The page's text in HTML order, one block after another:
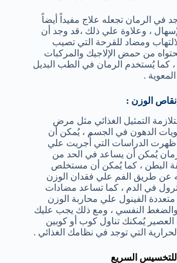
في الرمان تجعله علاج مفيداً أيضاً
، وعلاوة علي ذلك ،قد وجد أن
ومضاد للقرحة التي تصيب
من حمض الإلاجيك والمركبات
، كما يُستخدم الرمان في الطب البديل
.
التمثيل الغذائي مثل مرض
الدهون في الجسم ، يُمكن أن
الدراسات التي أُجريت علي
يُمكن أن يساعد في الحد من
البطن ، كما يُمكن أن مستخلص
عن طريق الفم علي فقدان الوزن
في الدم ، كما تساعد مضادات
الفينول علي محاربة الوزن
والضغط النفسي ، ومع ذلك يجب عليك
يُمكنك تناول كوب أو كوبين
التي توجد في نظامك الغذائي .
للتخسيس السريع